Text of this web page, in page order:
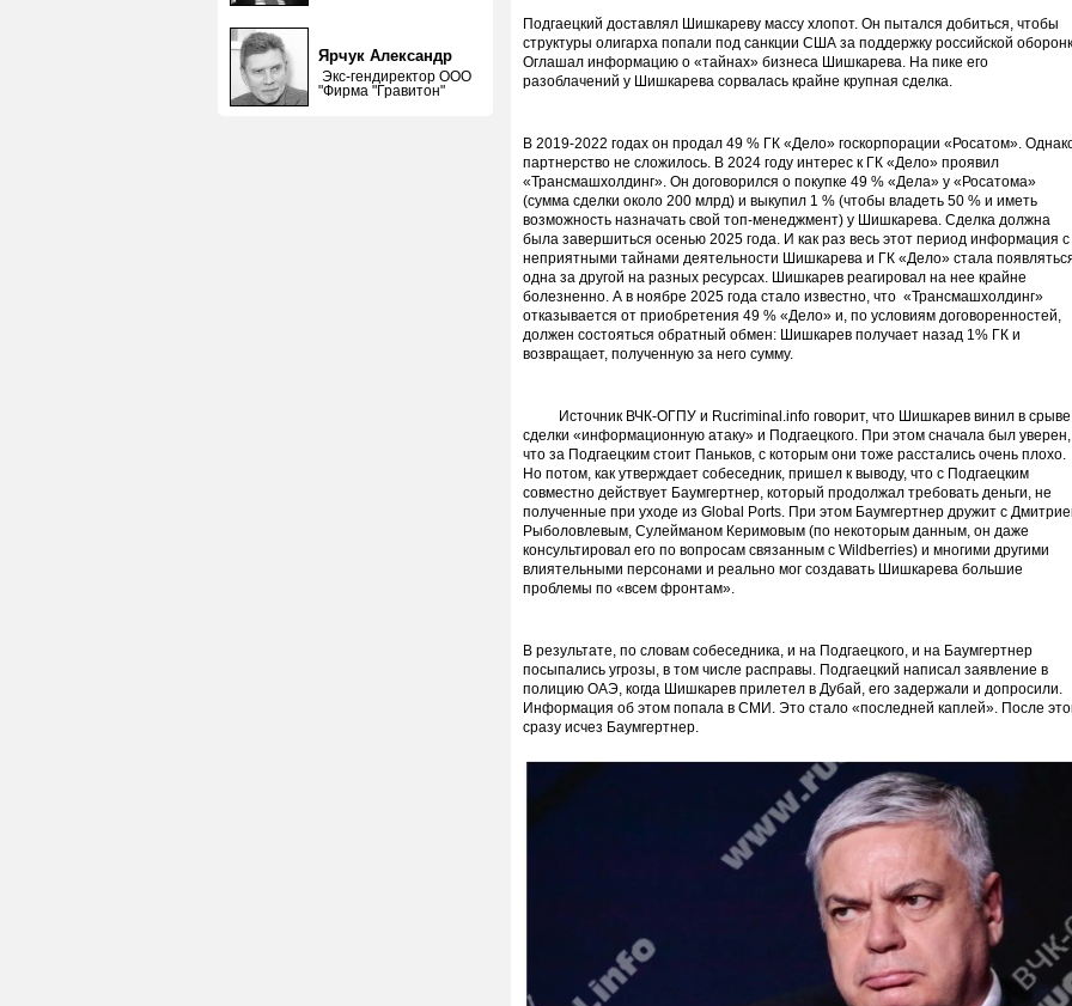
Ярчук Александр
Экс-гендиректор ООО
"Фирма "Гравитон"
Подгаецкий доставлял Шишкареву массу хлопот. Он пытался добиться, чтобы
структуры олигарха попали под санкции США за поддержку российской
Оглашал информацию о «тайнах» бизнеса Шишкарева. На пике его
разоблачений у Шишкарева сорвалась крайне крупная сделка.
В 2019-2022 годах он продал 49 % ГК «Дело» госкорпорации «Росатом».
партнерство не сложилось. В 2024 году интерес к ГК «Дело» проявил
«Трансмашхолдинг». Он договорился о покупке 49 % «Дела» у «Росатома»
(сумма сделки около 200 млрд) и выкупил 1 % (чтобы владеть 50 % и иметь
возможность назначать свой топ-менеджмент) у Шишкарева. Сделка должна
была завершиться осенью 2025 года. И как раз весь этот период информация с
неприятными тайнами деятельности Шишкарева и ГК «Дело» стала
одна за другой на разных ресурсах. Шишкарев реагировал на нее крайне
болезненно. А в ноябре 2025 года стало известно, что «Трансмашхолдинг»
отказывается от приобретения 49 % «Дело» и, по условиям договоренностей,
должен состояться обратный обмен: Шишкарев получает назад 1% ГК и
возвращает, полученную за него сумму.
Источник ВЧК-ОГПУ и Rucriminal.info говорит, что Шишкарев винил в срыве
сделки «информационную атаку» и Подгаецкого. При этом сначала был уверен,
что за Подгаецким стоит Паньков, с которым они тоже расстались очень плохо.
Но потом, как утверждает собеседник, пришел к выводу, что с Подгаецким
совместно действует Баумгертнер, который продолжал требовать деньги, не
полученные при уходе из Global Ports. При этом Баумгертнер дружит с
Рыболовлевым, Сулейманом Керимовым (по некоторым данным, он даже
консультировал его по вопросам связанным с Wildberries) и многими другими
влиятельными персонами и реально мог создавать Шишкарева большие
проблемы по «всем фронтам».
В результате, по словам собеседника, и на Подгаецкого, и на Баумгертнер
посыпались угрозы, в том числе расправы. Подгаецкий написал заявление в
полицию ОАЭ, когда Шишкарев прилетел в Дубай, его задержали и допросили.
Информация об этом попала в СМИ. Это стало «последней каплей». После
сразу исчез Баумгертнер.